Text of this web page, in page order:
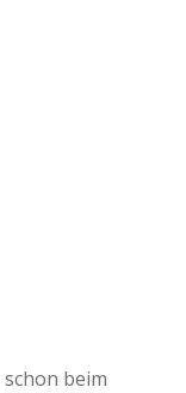
beim